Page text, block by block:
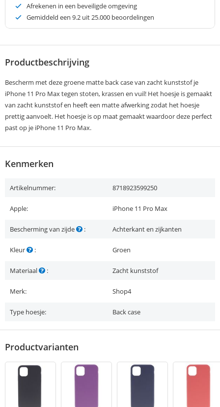
Afrekenen in een beveiligde omgeving
Gemiddeld een 9.2 uit 25.000 beoordelingen
Productbeschrijving
Bescherm met deze groene matte back case van zacht kunststof je
iPhone 11 Pro Max tegen stoten, krassen en vuil! Het hoesje is gemaakt
van zacht kunststof en heeft een matte afwerking zodat het hoesje
prettig aanvoelt. Het hoesje is op maat gemaakt waardoor deze perfect
past op je iPhone 11 Pro Max.
Kenmerken
Artikelnummer: 8718923599250
Apple: iPhone 11 Pro Max
Bescherming van zijde : Achterkant en zijkanten
Kleur : Groen
Materiaal : Zacht kunststof
Merk: Shop4
Type hoesje: Back case
Productvarianten